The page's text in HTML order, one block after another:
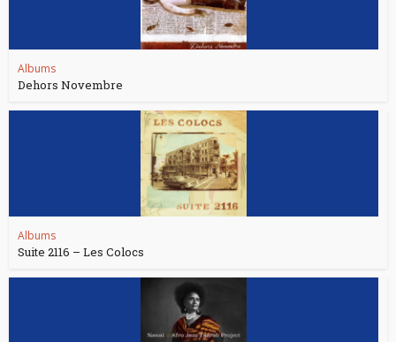
Albums
Dehors Novembre
Albums
Suite 2116 – Les Colocs